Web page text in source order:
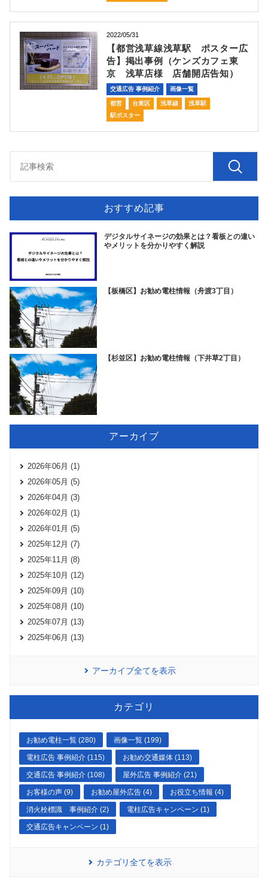
2022/05/31
【都営浅草線浅草駅 ポスター広
告】掲出事例（ケンズカフェ東
京 浅草店様 店舗開店告知）
交通広告 事例紹介 画像一覧
都営 台東区 浅草線
浅草駅
駅ポスター
おすすめ記事
デジタルサイネージの効果とは？看板との違い
やメリットを分かりやすく解説
【板橋区】お勧め電柱情報（舟渡3丁目）
【杉並区】お勧め電柱情報（下井草2丁目）
アーカイブ
2026年06月 (1)
2026年05月 (5)
2026年04月 (3)
2026年02月 (1)
2026年01月 (5)
2025年12月 (7)
2025年11月 (8)
2025年10月 (12)
2025年09月 (10)
2025年08月 (10)
2025年07月 (13)
2025年06月 (13)
アーカイブ全てを表示
カテゴリ
お勧め電柱一覧 (280) 画像一覧 (199)
電柱広告 事例紹介 (115) お勧め交通媒体 (113)
交通広告 事例紹介 (108) 屋外広告 事例紹介 (21)
お客様の声 (9) お勧め屋外広告 (4) お役立ち情報 (4)
消火栓標識 事例紹介 (2) 電柱広告キャンペーン (1)
交通広告キャンペーン (1)
カテゴリ全てを表示